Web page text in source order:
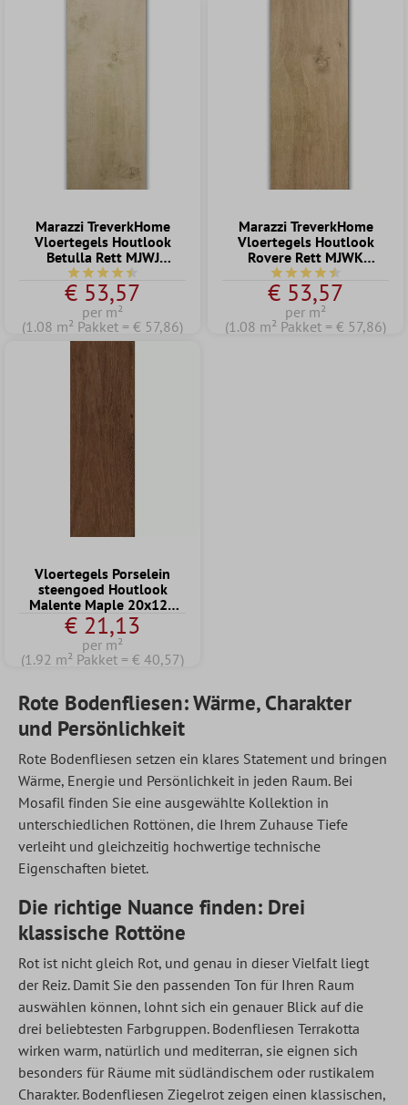
Marazzi TreverkHome
Vloertegels Houtlook
Betulla Rett MJWJ
30x120cm
Gemiddelde waardering van 4.5 van 5 sterren
€ 53,57
per m²
(1.08 m² Pakket = € 57,86)
Marazzi TreverkHome
Vloertegels Houtlook
Rovere Rett MJWK
30x120cm
Gemiddelde
€ 53,57
per m²
(1.08 m² Pakket = € 57,86)
Vloertegels Porselein
steengoed Houtlook
Malente Maple 20x120
cm
€ 21,13
per m²
(1.92 m² Pakket = € 40,57)
Rote Bodenfliesen: Wärme, Charakter
und Persönlichkeit
Rote Bodenfliesen setzen ein klares Statement und bringen
Wärme, Energie und Persönlichkeit in jeden Raum. Bei
Mosafil finden Sie eine ausgewählte Kollektion in
unterschiedlichen Rottönen, die Ihrem Zuhause Tiefe
verleiht und gleichzeitig hochwertige technische
Eigenschaften bietet.
Die richtige Nuance finden: Drei
klassische Rottöne
Rot ist nicht gleich Rot, und genau in dieser Vielfalt liegt
der Reiz. Damit Sie den passenden Ton für Ihren Raum
auswählen können, lohnt sich ein genauer Blick auf die
drei beliebtesten Farbgruppen. Bodenfliesen Terrakotta
wirken warm, natürlich und mediterran, sie eignen sich
besonders für Räume mit südländischem oder rustikalem
Charakter. Bodenfliesen Ziegelrot zeigen einen klassischen,